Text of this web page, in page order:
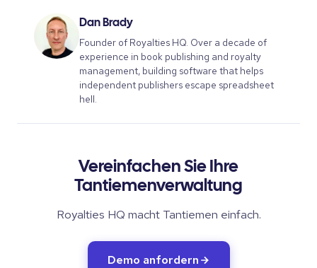
Dan Brady
Founder of Royalties HQ. Over a decade of
experience in book publishing and royalty
management, building software that helps
independent publishers escape spreadsheet
hell.
Vereinfachen Sie Ihre
Tantiemenverwaltung
Royalties HQ macht Tantiemen einfach.
Demo anfordern